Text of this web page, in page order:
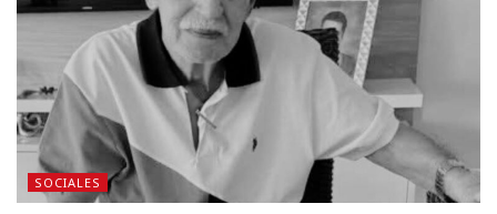
SOCIALES